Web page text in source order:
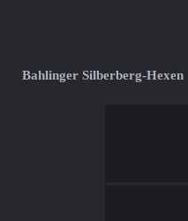
Bahlinger Silberberg-Hexen